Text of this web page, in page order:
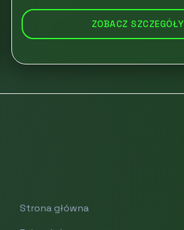
ZOBACZ SZCZEGÓŁY
Strona główna